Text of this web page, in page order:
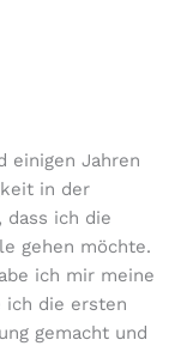
einigen Jahren
in der
ich die
gehen möchte.
ich mir meine
ich die ersten
gemacht und